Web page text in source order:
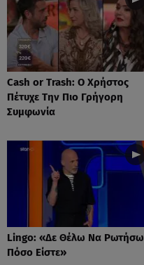
Cash or Trash: Ο Χρήστος
Πέτυχε Την Πιο Γρήγορη
Συμφωνία
Lingo: «Δε Θέλω Να Ρωτήσω
Πόσο Είστε»